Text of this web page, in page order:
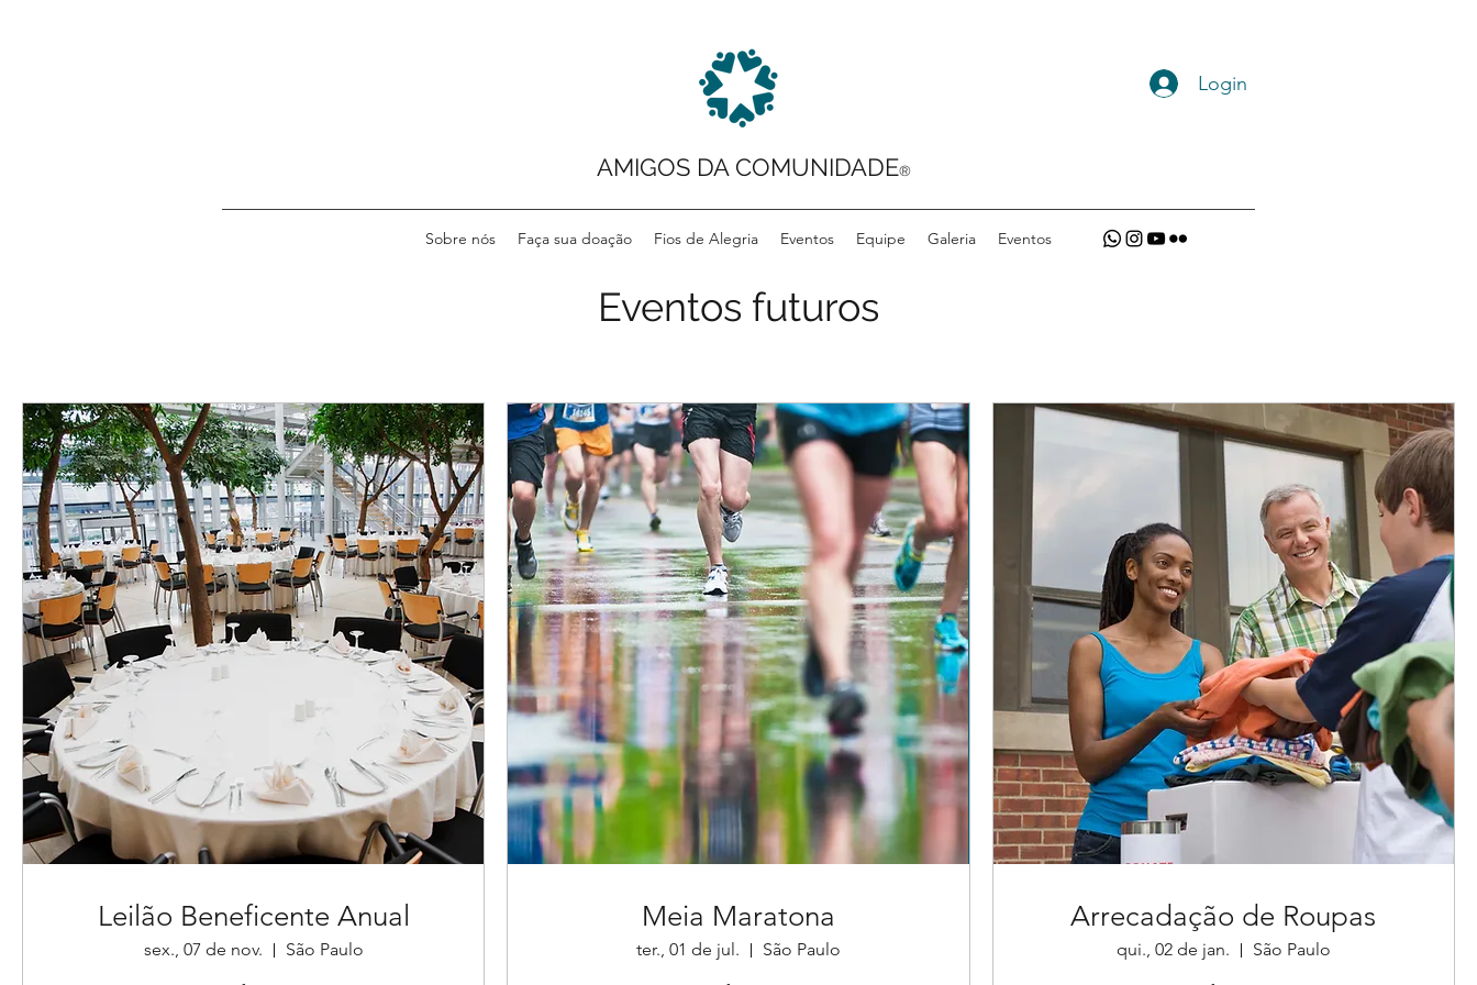
Login
AMIGOS DA COMUNIDADE®
Sobre nós Faça sua doação Fios de Alegria Eventos Equipe Galeria Eventos
Eventos futuros
Leilão Beneficente Anual
sex., 07 de nov.
São Paulo
Meia Maratona
ter., 01 de jul.
São Paulo
Arrecadação de Roupas
qui., 02 de jan.
São Paulo